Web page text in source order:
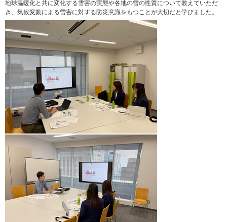
地球温暖化と共に変化する雪害の実態や各地の雪の性質について教えていただ
き、気候変動による雪害に対する防災意識をもつことが大切だと学びました。